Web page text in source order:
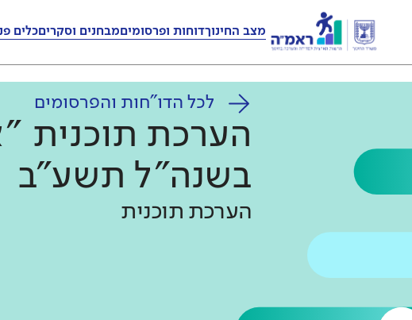
מצב החינוךדוחות ופרסומיםמבחנים וסקריםכלים
לכל הדו"חות והפרסומים
הערכת תוכנית
בשנה"ל תשע"ב
הערכת תוכנית